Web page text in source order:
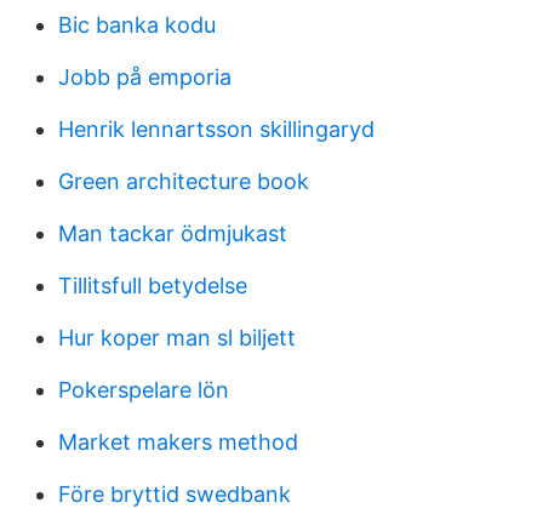
Bic banka kodu
Jobb på emporia
Henrik lennartsson skillingaryd
Green architecture book
Man tackar ödmjukast
Tillitsfull betydelse
Hur koper man sl biljett
Pokerspelare lön
Market makers method
Före bryttid swedbank